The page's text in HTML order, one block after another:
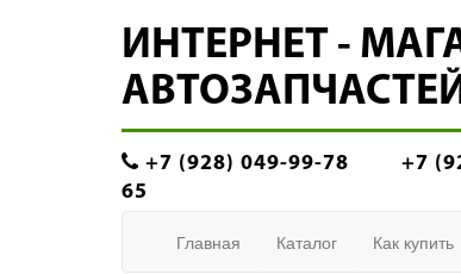
ИНТЕРНЕТ -
+7 (928) 049-99-78
+7
65
Главная Каталог Как купить